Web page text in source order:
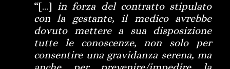
“[…]in forza del contratto stipulato
con la gestante, il medico avrebbe
dovuto mettere a sua disposizione
tutte le conoscenze, non solo per
consentire una gravidanza serena, ma